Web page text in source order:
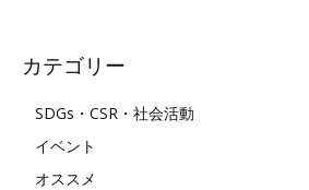
カテゴリー
SDGs・CSR・社会活動
イベント
オススメ